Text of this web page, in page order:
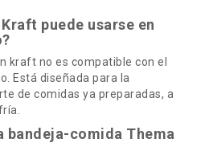
puede usarse en
kraft no es compatible con el
Está diseñada para la
de comidas ya preparadas, a
bandeja-comida Thema